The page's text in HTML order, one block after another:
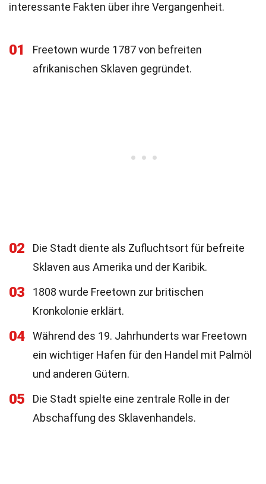
interessante Fakten über ihre Vergangenheit.
01
Freetown wurde 1787 von befreiten
afrikanischen Sklaven gegründet.
02
Die Stadt diente als Zufluchtsort für befreite
Sklaven aus Amerika und der Karibik.
03
1808 wurde Freetown zur britischen
Kronkolonie erklärt.
04
Während des 19. Jahrhunderts war Freetown
ein wichtiger Hafen für den Handel mit Palmöl
und anderen Gütern.
05
Die Stadt spielte eine zentrale Rolle in der
Abschaffung des Sklavenhandels.